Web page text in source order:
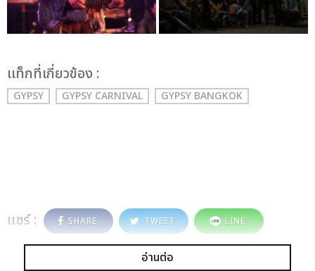
เเท็กที่เกี่ยวข้อง :
GYPSY GYPSY CARNIVAL GYPSY BANGKOK
แชร์ : SHARE TWEET LINE
อ่านต่อ